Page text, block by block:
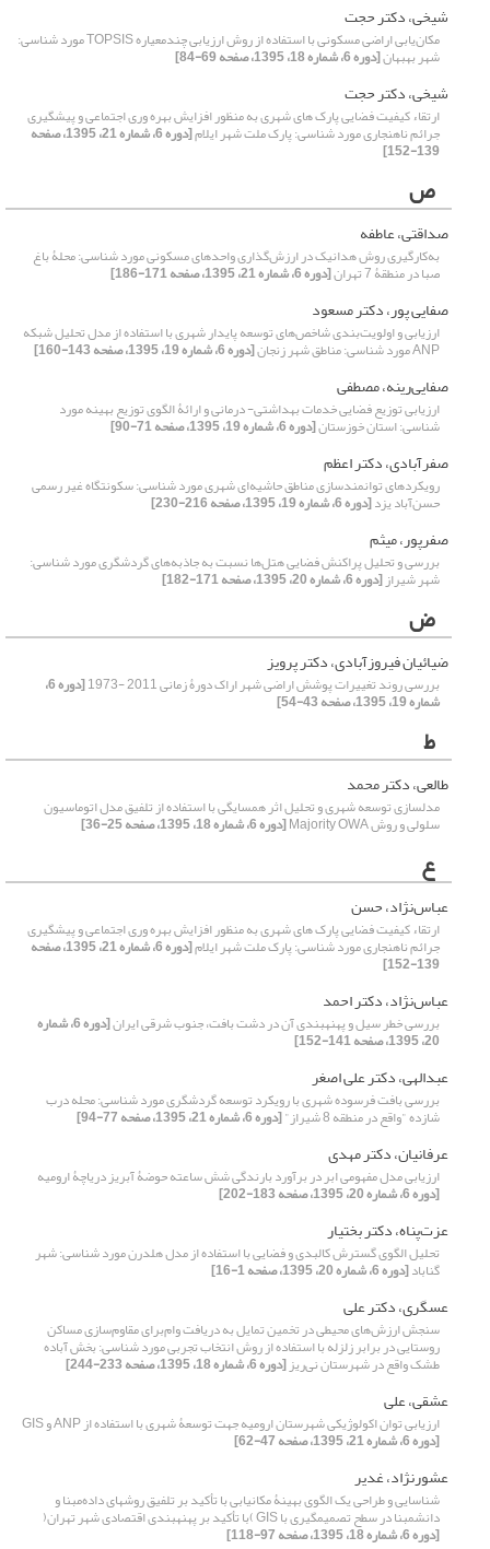
شیخی، دکتر حجت
مکان‌یابی اراضی مسکونی با استفاده از روش ارزیابی چندمعیاره TOPSIS مورد شناسی:
شهر بهبهان[دوره 6، شماره 18، 1395، صفحه 69-84]
شیخی، دکتر حجت
ارتقاء کیفیت فضایی پارک های شهری به منظور افزایش بهره وری اجتماعی و پیشگیری
جرائم ناهنجاری مورد شناسی: پارک ملت شهر ایلام [دوره 6، شماره 21، 1395، صفحه
139-152]
ص
صداقتی، عاطفه
به‌کارگیری روش هدانیک در ارزش‌گذاری واحدهای مسکونی مورد شناسی: محلۀ باغ
صبا در منطقۀ 7 تهران [دوره 6، شماره 21، 1395، صفحه 171-186]
صفایی پور، دکتر مسعود
ارزیابی و اولویت‌بندی شاخص‌های توسعه پایدار شهری با استفاده از مدل تحلیل شبکه
ANP مورد شناسی: مناطق شهر زنجان [دوره 6، شماره 19، 1395، صفحه 143-160]
صفایی‌رینه، مصطفی
ارزیابی توزیع فضایی خدمات بهداشتی- درمانی و ارائۀ الگوی توزیع بهینه مورد
شناسی: استان خوزستان[دوره 6، شماره 19، 1395، صفحه 71-90]
صفرآبادی، دکتر اعظم
رویکردهای توانمندسازی مناطق حاشیه‌ای شهری مورد شناسی: سکونتگاه غیر رسمی
حسن‌آباد یزد[دوره 6، شماره 19، 1395، صفحه 216-230]
صفرپور، میثم
بررسی و تحلیل پراکنش فضایی هتل‌ها نسبت به جاذبه‌های گردشگری مورد شناسی:
شهر شیراز[دوره 6، شماره 20، 1395، صفحه 171-182]
ض
ضیائیان فیروزآبادی، دکتر پرویز
بررسی روند تغییرات پوشش اراضی شهر اراک دورۀ زمانی 2011 -1973 [دوره 6،
شماره 19، 1395، صفحه 43-54]
ط
طالعی، دکتر محمد
مدلسازی توسعه شهری و تحلیل اثر همسایگی با استفاده از تلفیق مدل اتوماسیون
سلولی و روش Majority OWA [دوره 6، شماره 18، 1395، صفحه 25-36]
ع
عباس‌نژاد، حسن
ارتقاء کیفیت فضایی پارک های شهری به منظور افزایش بهره وری اجتماعی و پیشگیری
جرائم ناهنجاری مورد شناسی: پارک ملت شهر ایلام [دوره 6، شماره 21، 1395، صفحه
139-152]
عباس‌نژاد، دکتر احمد
بررسی خطر سیل و پهنهبندی آن در دشت بافت، جنوب شرقی ایران [دوره 6، شماره
20، 1395، صفحه 141-152]
عبدالهی، دکتر علی اصغر
بررسی بافت فرسوده شهری با رویکرد توسعه گردشگری مورد شناسی: محله درب
شازده "واقع در منطقه 8 شیراز" [دوره 6، شماره 21، 1395، صفحه 77-94]
عرفانیان، دکتر مهدی
ارزیابی مدل مفهومی ابر در برآورد بارندگی شش ساعته حوضۀ آبریز دریاچۀ ارومیه
[دوره 6، شماره 20، 1395، صفحه 183-202]
عزت‌پناه، دکتر بختیار
تحلیل الگوی گسترش کالبدی و فضایی با استفاده از مدل هلدرن مورد شناسی: شهر
گناباد[دوره 6، شماره 20، 1395، صفحه 1-16]
عسگری، دکتر علی
سنجش ارزش‌های‌ محیطی‌ در تخمین تمایل به دریافت وام‌برای مقاوم‌سازی مساکن
روستایی در برابر زلزله با استفاده از روش انتخاب تجربی مورد شناسی: بخش آباده
‌طشک واقع در شهرستان نی‌ریز[دوره 6، شماره 18، 1395، صفحه 233-244]
عشقی، علی
ارزیابی توان اکولوژیکی شهرستان ارومیه جهت توسعۀ شهری با استفاده از ANP و GIS
[دوره 6، شماره 21، 1395، صفحه 47-62]
عشورنژاد، غدیر
شناسایی و طراحی یک الگوی بهینۀ مکانیابی با تأکید بر تلفیق روش‎های داده‌‌مبنا و
دانش‎مبنا در سطح تصمیم‎گیری با GIS )با تأکید بر پهنه‎بندی اقتصادی شهر تهران(
[دوره 6، شماره 18، 1395، صفحه 97-118]